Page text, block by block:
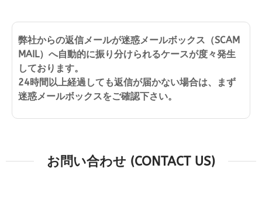
弊社からの返信メールが迷惑メールボックス（SCAM
MAIL）へ自動的に振り分けられるケースが度々発生
しております。
24時間以上経過しても返信が届かない場合は、まず
迷惑メールボックスをご確認下さい。
お問い合わせ (CONTACT US)